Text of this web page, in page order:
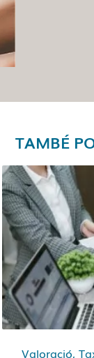
TAMBÉ
Valoració,